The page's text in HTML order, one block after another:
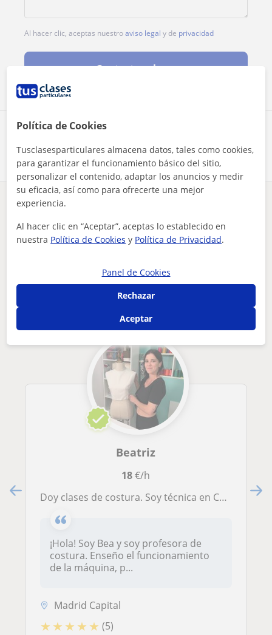
Comparte a este profesor
Al hacer clic, aceptas nuestroaviso legal y de privacidad
Contactar ahora
¿Hay algún error en este perfil?
Tus clases particulares Moda Madrid
Móstoles
Otros profesores de Moda en Móstoles
que pueden interesarte
Beatriz
18€/h
Doy clases de costura. Soy técnica en Confección y Moda
¡Hola! Soy Bea y soy profesora de
costura. Enseño el funcionamiento
de la máquina, p...
Madrid Capital
★ ★ ★ ★ ★ (5)
Política de Cookies
Tusclasesparticulares almacena datos, tales como cookies,
para garantizar el funcionamiento básico del sitio,
personalizar el contenido, adaptar los anuncios y medir
su eficacia, así como para ofrecerte una mejor
experiencia.
Al hacer clic en “Aceptar”, aceptas lo establecido en
nuestra Política de Cookies y Política de Privacidad.
Panel de Cookies
Rechazar
Aceptar